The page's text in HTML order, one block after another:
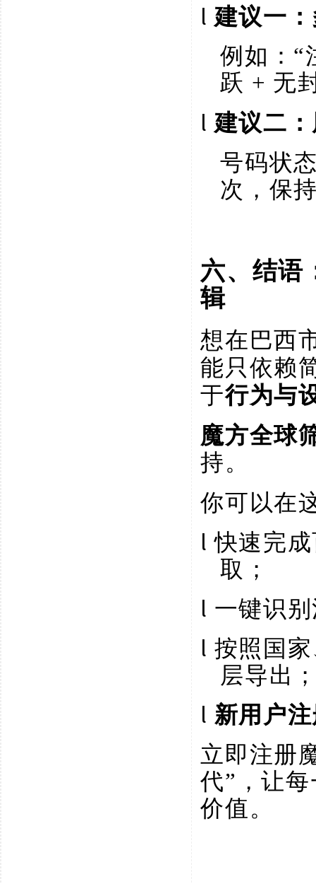
l 建议一
例如： “
跃 + 无
l 建议二
号码状
次，保
六、结语
辑
想在巴西
能只依赖
于行为与
魔方全球
持。
你可以在
l快速完
取；
l 一键识
l 按照国
层导出
l 新用户
立即注册
代”，让
价值。